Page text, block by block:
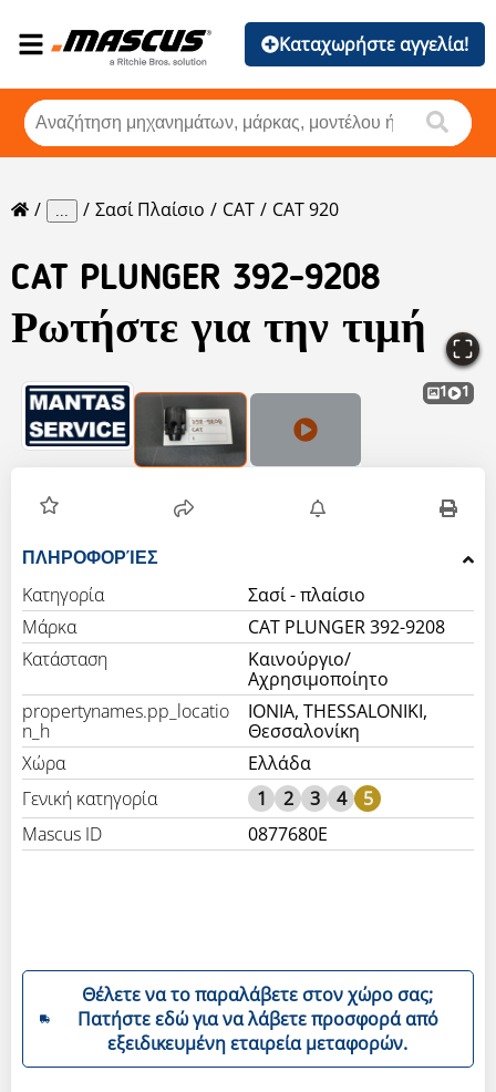
Καταχωρήστε αγγελία!
... Σασί Πλαίσιο CAT CAT 920
CAT PLUNGER 392-9208
Ρωτήστε για την τιμή
1 1
ΠΛΗΡΟΦΟΡΊΕΣ
Κατηγορία
Σασί - πλαίσιο
Μάρκα
CAT PLUNGER 392-9208
Κατάσταση
Καινούργιο/
Αχρησιμοποίητο
propertynames.pp_locatio
n_h
IONIA, THESSALONIKI,
Θεσσαλονίκη
Χώρα
Ελλάδα
Γενική κατηγορία
1 2 3 4
5
Mascus ID
0877680E
Θέλετε να το παραλάβετε στον χώρο σας;
Πατήστε εδώ για να λάβετε προσφορά από
εξειδικευμένη εταιρεία μεταφορών.